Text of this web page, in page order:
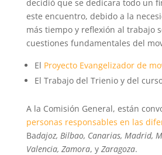
decidió que se dedicara todo un
este encuentro, debido a la
más tiempo y reflexión al trabajo
cuestiones fundamentales del
El Proyecto Evangelizador de
El Trabajo del Trienio y del
A la Comisión General, están
personas responsables en las
Badajoz, Bilbao, Canarias, Madrid,
Valencia, Zamora, y Zaragoza.